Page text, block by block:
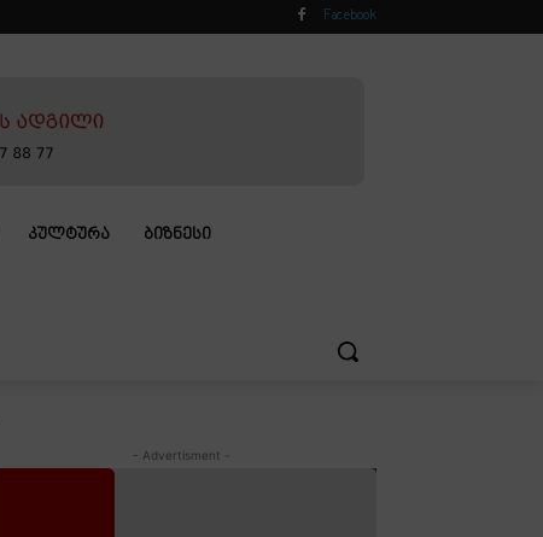
Facebook
ᲙᲣᲚᲢᲣᲠᲐ ᲑᲘᲖᲜᲔᲡᲘ
- Advertisment -